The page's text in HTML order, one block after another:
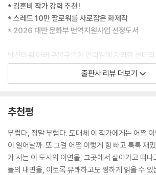
알고 보니 두 분은 해녀 출신이었다. 연세는 한국
섯이고 거제도에서 함께 살고 계신다고 했다. 평생
크를 자랑하셨다. 헷갈리지 않도록 하나는 빨간색,
랐다면서. 알아도 돈 되는 정보는 아니지만 한국
자랑스럽게 보여주시는 모습이 정말 귀여웠다. -66
수준만큼 문화적 소양도 높을 거라고 생각했다. 아
물었다. “변기를 사용하는 게 왜 문화적 소양이야
하지 못했다. -83쪽(〈문화 충격〉)
증거 사진을 찍던 중 가장 기이한 장면을 목격했다
* 김혼비 작가 강력 추천!
* 스레드 10만 팔로워를 사로잡은 화제작
* 2026 대만 문화부 번역지원사업 선정도서
남산타워 아래 구불구불한 언덕길에 자리한 썸머
다 분주하다. 이곳을 찾은 손님들은 종종 뭔가를 두
은 물론 수상한 부적, 벽을 꽉 채운 쥐라기공원 낙서
황당하고 기기묘묘한 순간들은 그저 일상이다. 그
행자들이 가장 내밀한 이야기를 남겨두고 가는 곳
손님의 결혼식에 초대받고, 성소수자 여행자에게
며, 희귀병을 앓는 아이와 특별한 우정을 나눈다.
의 여정을 함께하고, 언제나 쿨하게 “이까짓 게 뭐
출판사 리뷰 더보기
추천평
부럽다, 정말 부럽다. 도대체 이 작가에게는 어쩜
이 일어날까. 또 그걸 어쩜 이렇게 힘 빼고 툭툭 재
가 사는 이 도시의 이면을, 그곳에서 살아가고 떠
들의 내면을, 이토록 유쾌하고도 찡하게 읽을 수 있